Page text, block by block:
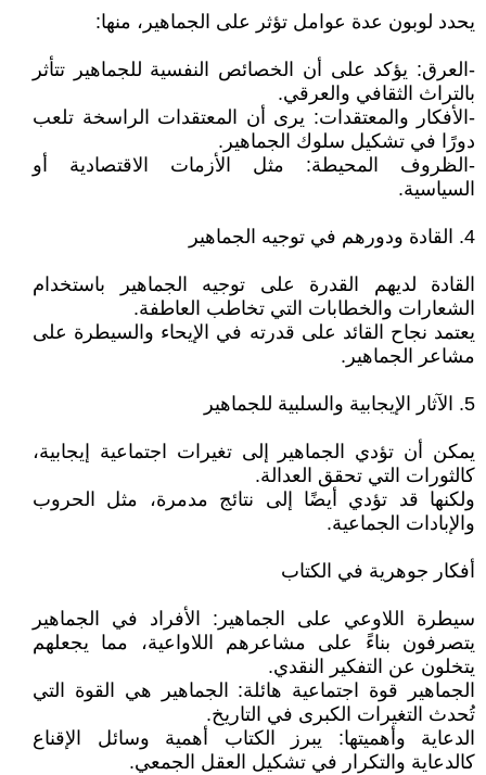
يحدد لوبون عدة عوامل تؤثر على الجماهير، منها:
-العرق: يؤكد على أن الخصائص النفسية للجماهير تتأثر
بالتراث الثقافي والعرقي.
-الأفكار والمعتقدات: يرى أن المعتقدات الراسخة تلعب
دورًا في تشكيل سلوك الجماهير.
-الظروف المحيطة: مثل الأزمات الاقتصادية أو
السياسية.
4. القادة ودورهم في توجيه الجماهير
القادة لديهم القدرة على توجيه الجماهير باستخدام
الشعارات والخطابات التي تخاطب العاطفة.
يعتمد نجاح القائد على قدرته في الإيحاء والسيطرة على
مشاعر الجماهير.
5. الآثار الإيجابية والسلبية للجماهير
يمكن أن تؤدي الجماهير إلى تغيرات اجتماعية إيجابية،
كالثورات التي تحقق العدالة.
ولكنها قد تؤدي أيضًا إلى نتائج مدمرة، مثل الحروب
والإبادات الجماعية.
أفكار جوهرية في الكتاب
سيطرة اللاوعي على الجماهير: الأفراد في الجماهير
يتصرفون بناءً على مشاعرهم اللاواعية، مما يجعلهم
يتخلون عن التفكير النقدي.
الجماهير قوة اجتماعية هائلة: الجماهير هي القوة التي
تُحدث التغيرات الكبرى في التاريخ.
الدعاية وأهميتها: يبرز الكتاب أهمية وسائل الإقناع
كالدعاية والتكرار في تشكيل العقل الجمعي.